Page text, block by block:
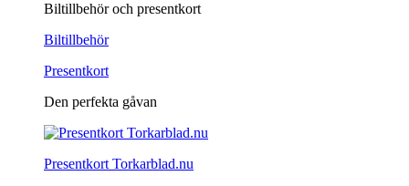
Biltillbehör och presentkort
Biltillbehör
Presentkort
Den perfekta gåvan
Presentkort Torkarblad.nu